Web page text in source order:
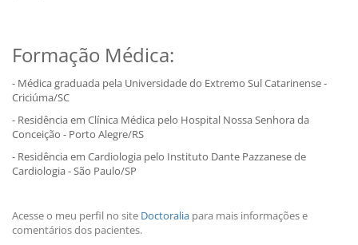
Formação Médica:
- Médica graduada pela Universidade do Extremo Sul Catarinense -
Criciúma/SC
- Residência em Clínica Médica pelo Hospital Nossa Senhora da
Conceição - Porto Alegre/RS
- Residência em Cardiologia pelo Instituto Dante Pazzanese de
Cardiologia - São Paulo/SP
Acesse o meu perfil no site Doctoralia para mais informações e
comentários dos pacientes.